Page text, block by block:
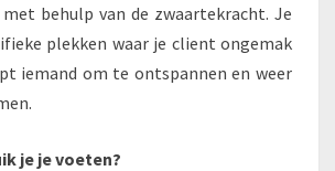
behulp van de zwaartekracht. Je
plekken waar je client ongemak
iemand om te ontspannen en weer
je je voeten?